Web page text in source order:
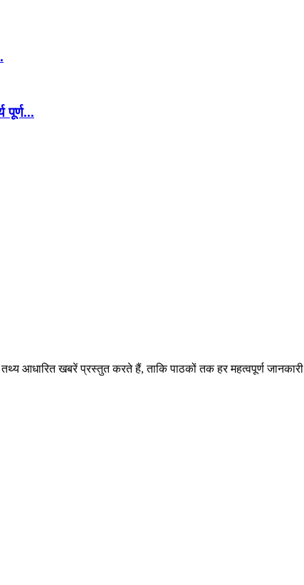
पूर्ण...
आधारित खबरें प्रस्तुत करते हैं, ताकि पाठकों तक हर महत्वपूर्ण